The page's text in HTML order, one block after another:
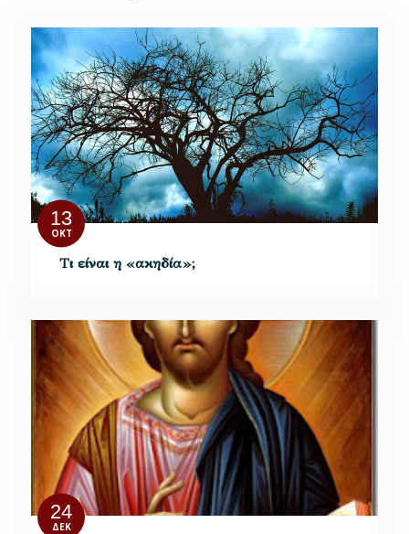
13
ΟΚΤ
Τι είναι η «ακηδία»;
24
ΔΕΚ